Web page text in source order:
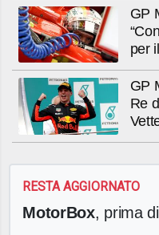
GP
per
GP
Re
RESTA AGGIORNATO
MotorBox, prima